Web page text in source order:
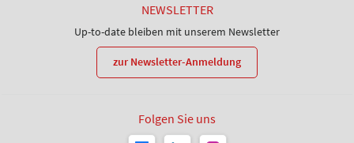
NEWSLETTER
Up-to-date bleiben mit unserem Newsletter
zur Newsletter-Anmeldung
Folgen Sie uns